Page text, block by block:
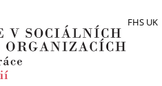
FHS UK